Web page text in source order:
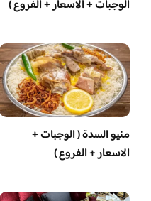
الوجبات + الاسعار + الفروع )
منيو السدة ( الوجبات +
الاسعار + الفروع )